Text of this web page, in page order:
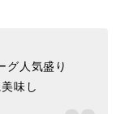
グ人気盛り
味し